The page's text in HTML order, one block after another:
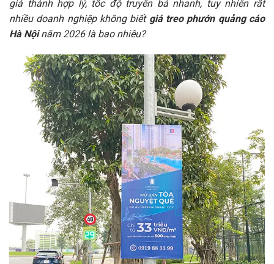
giá thành hợp lý, tốc độ truyền bá nhanh, tuy nhiên rất
nhiều doanh nghiệp không biết giá treo phướn quảng cáo
Hà Nộinăm 2026 là bao nhiêu?